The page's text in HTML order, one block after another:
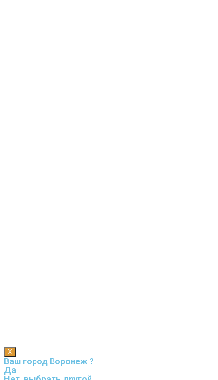
X
Ваш город Воронеж ?
Да